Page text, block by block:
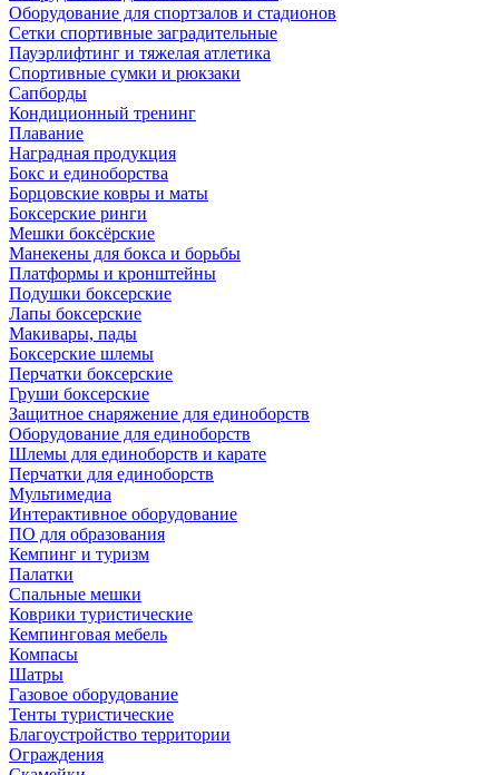
Оборудование для спортзалов и стадионов
Сетки спортивные заградительные
Пауэрлифтинг и тяжелая атлетика
Спортивные сумки и рюкзаки
Сапборды
Кондиционный тренинг
Плавание
Наградная продукция
Бокс и единоборства
Борцовские ковры и маты
Боксерские ринги
Мешки боксёрские
Манекены для бокса и борьбы
Платформы и кронштейны
Подушки боксерские
Лапы боксерские
Макивары, пады
Боксерские шлемы
Перчатки боксерские
Груши боксерские
Защитное снаряжение для единоборств
Оборудование для единоборств
Шлемы для единоборств и карате
Перчатки для единоборств
Мультимедиа
Интерактивное оборудование
ПО для образования
Кемпинг и туризм
Палатки
Спальные мешки
Коврики туристические
Кемпинговая мебель
Компасы
Шатры
Газовое оборудование
Тенты туристические
Благоустройство территории
Ограждения